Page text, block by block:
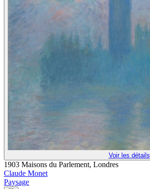
Voir les détails
1903 Maisons du Parlement, Londres
Claude Monet
Paysage